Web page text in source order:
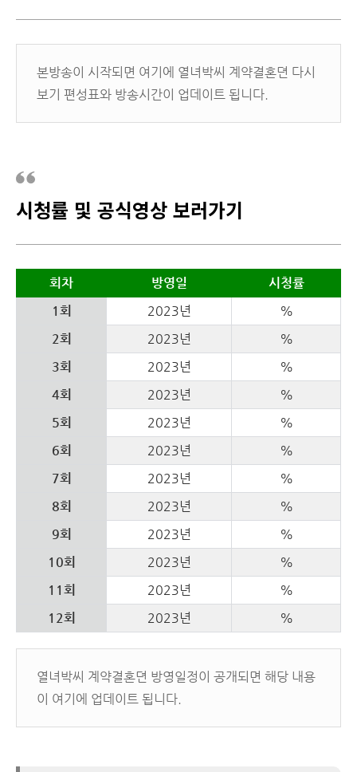
본방송이 시작되면 여기에 열녀박씨 계약결혼뎐 다시
보기 편성표와 방송시간이 업데이트 됩니다.
시청률 및 공식영상 보러가기
회차 방영일
시청률
1회
2023년
%
2회
2023년
%
3회
2023년
%
4회
2023년
%
5회
2023년
%
6회
2023년
%
7회
2023년
%
8회
2023년
%
9회
2023년
%
10회
2023년
%
11회
2023년
%
12회
2023년 %
열녀박씨 계약결혼뎐 방영일정이 공개되면 해당 내용
이 여기에 업데이트 됩니다.